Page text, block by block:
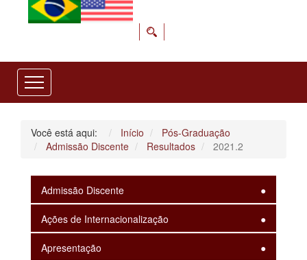
Você está aqui: Início
Pós-Graduação
Admissão Discente
Resultados 2021.2
Admissão Discente
Ações de Internacionalização
Apresentação